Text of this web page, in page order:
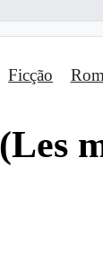
Ficção